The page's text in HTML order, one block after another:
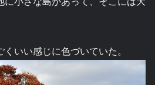
いい感じに色づいていた。